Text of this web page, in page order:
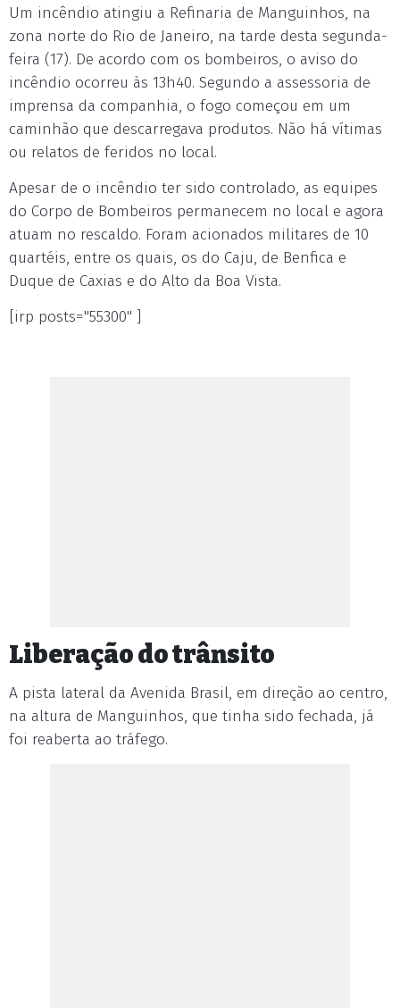
Um incêndio atingiu a Refinaria de Manguinhos, na
zona norte do Rio de Janeiro, na tarde desta segunda-
feira (17). De acordo com os bombeiros, o aviso do
incêndio ocorreu às 13h40. Segundo a assessoria de
imprensa da companhia, o fogo começou em um
caminhão que descarregava produtos. Não há vítimas
ou relatos de feridos no local.
Apesar de o incêndio ter sido controlado, as equipes
do Corpo de Bombeiros permanecem no local e agora
atuam no rescaldo. Foram acionados militares de 10
quartéis, entre os quais, os do Caju, de Benfica e
Duque de Caxias e do Alto da Boa Vista.
[irp posts="55300" ]
Liberação do trânsito
A pista lateral da Avenida Brasil, em direção ao centro,
na altura de Manguinhos, que tinha sido fechada, já
foi reaberta ao tráfego.